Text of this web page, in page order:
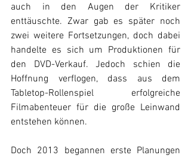
auch in den Augen der Kritiker
enttäuschte. Zwar gab es später noch
zwei weitere Fortsetzungen, doch dabei
handelte es sich um Produktionen für
den DVD-Verkauf. Jedoch schien die
Hoffnung verflogen, dass aus dem
Tabletop-Rollenspiel erfolgreiche
Filmabenteuer für die große Leinwand
entstehen können.
Doch 2013 begannen erste Planungen